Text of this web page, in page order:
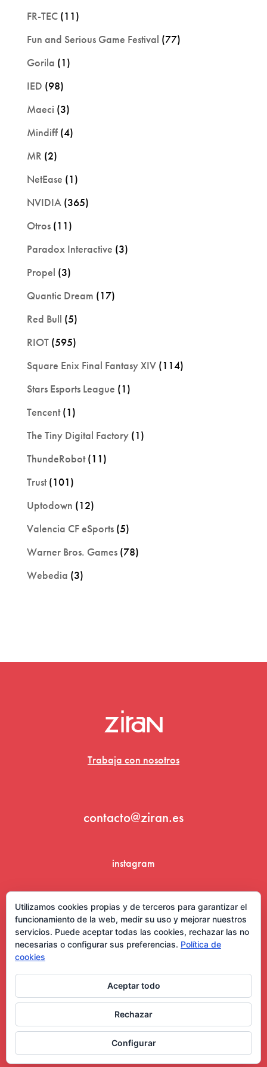
FR-TEC(11)
Fun and Serious Game Festival (77)
Gorila (1)
IED (98)
Maeci (3)
Mindiff(4)
MR (2)
NetEase (1)
NVIDIA(365)
Otros(11)
Paradox Interactive (3)
Propel (3)
Quantic Dream (17)
Red Bull (5)
RIOT(595)
Square Enix Final Fantasy XIV(114)
Stars Esports League (1)
Tencent(1)
The Tiny Digital Factory(1)
ThundeRobot(11)
Trust(101)
Uptodown (12)
Valencia CF eSports(5)
Warner Bros. Games(78)
Webedia (3)
Trabaja con nosotros
contacto@ziran.es
instagram
Aviso Legal y Condiciones de Uso
Utilizamos cookies propias y de terceros para garantizar el
funcionamiento de la web, medir su uso y mejorar nuestros
servicios. Puede aceptar todas las cookies, rechazar las no
necesarias o configurar sus preferencias. Política de
cookies
Aceptar todo
Rechazar
Configurar